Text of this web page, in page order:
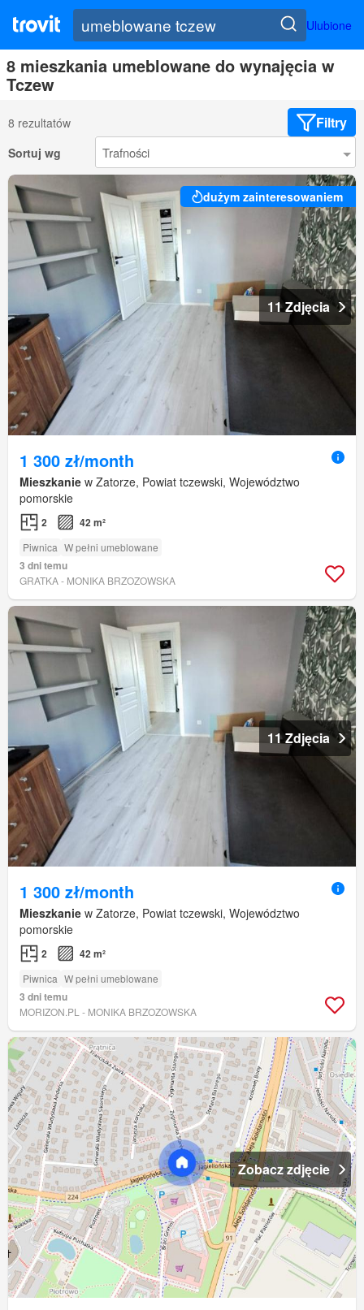
Ulubione
8 mieszkania umeblowane do wynajęcia w
Tczew
8 rezultatów Filtry
Sortuj wg
dużym zainteresowaniem
11 Zdjęcia
1 300 zł/month
Mieszkanie w Zatorze, Powiat tczewski, Województwo
pomorskie
2 42 m²
Piwnica W pełni umeblowane
3 dni temu
GRATKA - MONIKA BRZOZOWSKA
11 Zdjęcia
1 300 zł/month
Mieszkanie w Zatorze, Powiat tczewski, Województwo
pomorskie
2 42 m²
Piwnica W pełni umeblowane
3 dni temu
MORIZON.PL - MONIKA BRZOZOWSKA
Zobacz zdjęcie